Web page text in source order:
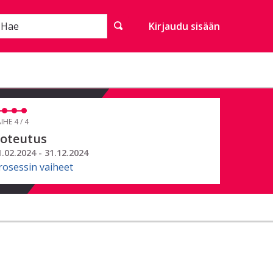
Hae Kirjaudu sisään
4 / 4
- 31.12.2024
vaiheet